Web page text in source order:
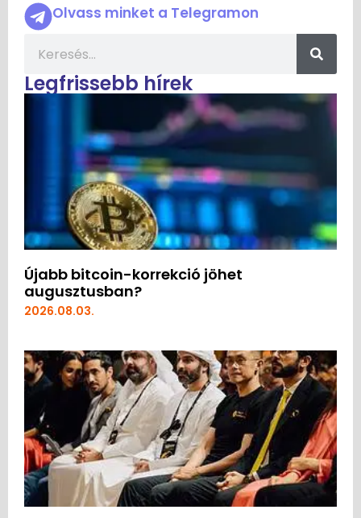
Olvass minket a Telegramon
Legfrissebb hírek
Újabb bitcoin-korrekció jöhet
augusztusban?
2026.08.03.